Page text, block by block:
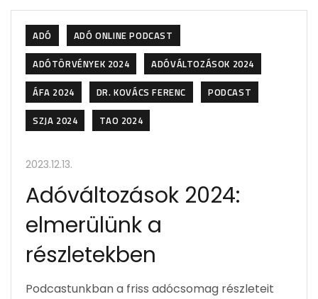
ADÓ
ADÓ ONLINE PODCAST
ADÓTÖRVÉNYEK 2024
ADÓVÁLTOZÁSOK 2024
ÁFA 2024
DR. KOVÁCS FERENC
PODCAST
SZJA 2024
TAO 2024
2023.12.13.
Adóváltozások 2024:
elmerülünk a
részletekben
Podcastunkban a friss adócsomag részleteit